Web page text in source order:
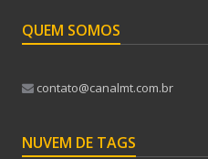
QUEM SOMOS
contato@canalmt.com.br
NUVEM DE TAGS